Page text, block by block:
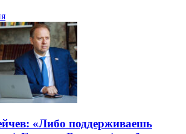
«Либо поддерживаешь